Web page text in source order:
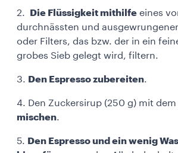
2. Die Flüssigkeit mithilfe eines
durchnässten und
oder Filters, das bzw. der in ein
grobes Sieb gelegt wird, filtern.
3. Den Espresso zubereiten.
4. Den Zuckersirup (250 g) mit dem
mischen.
5. Den Espresso und ein wenig